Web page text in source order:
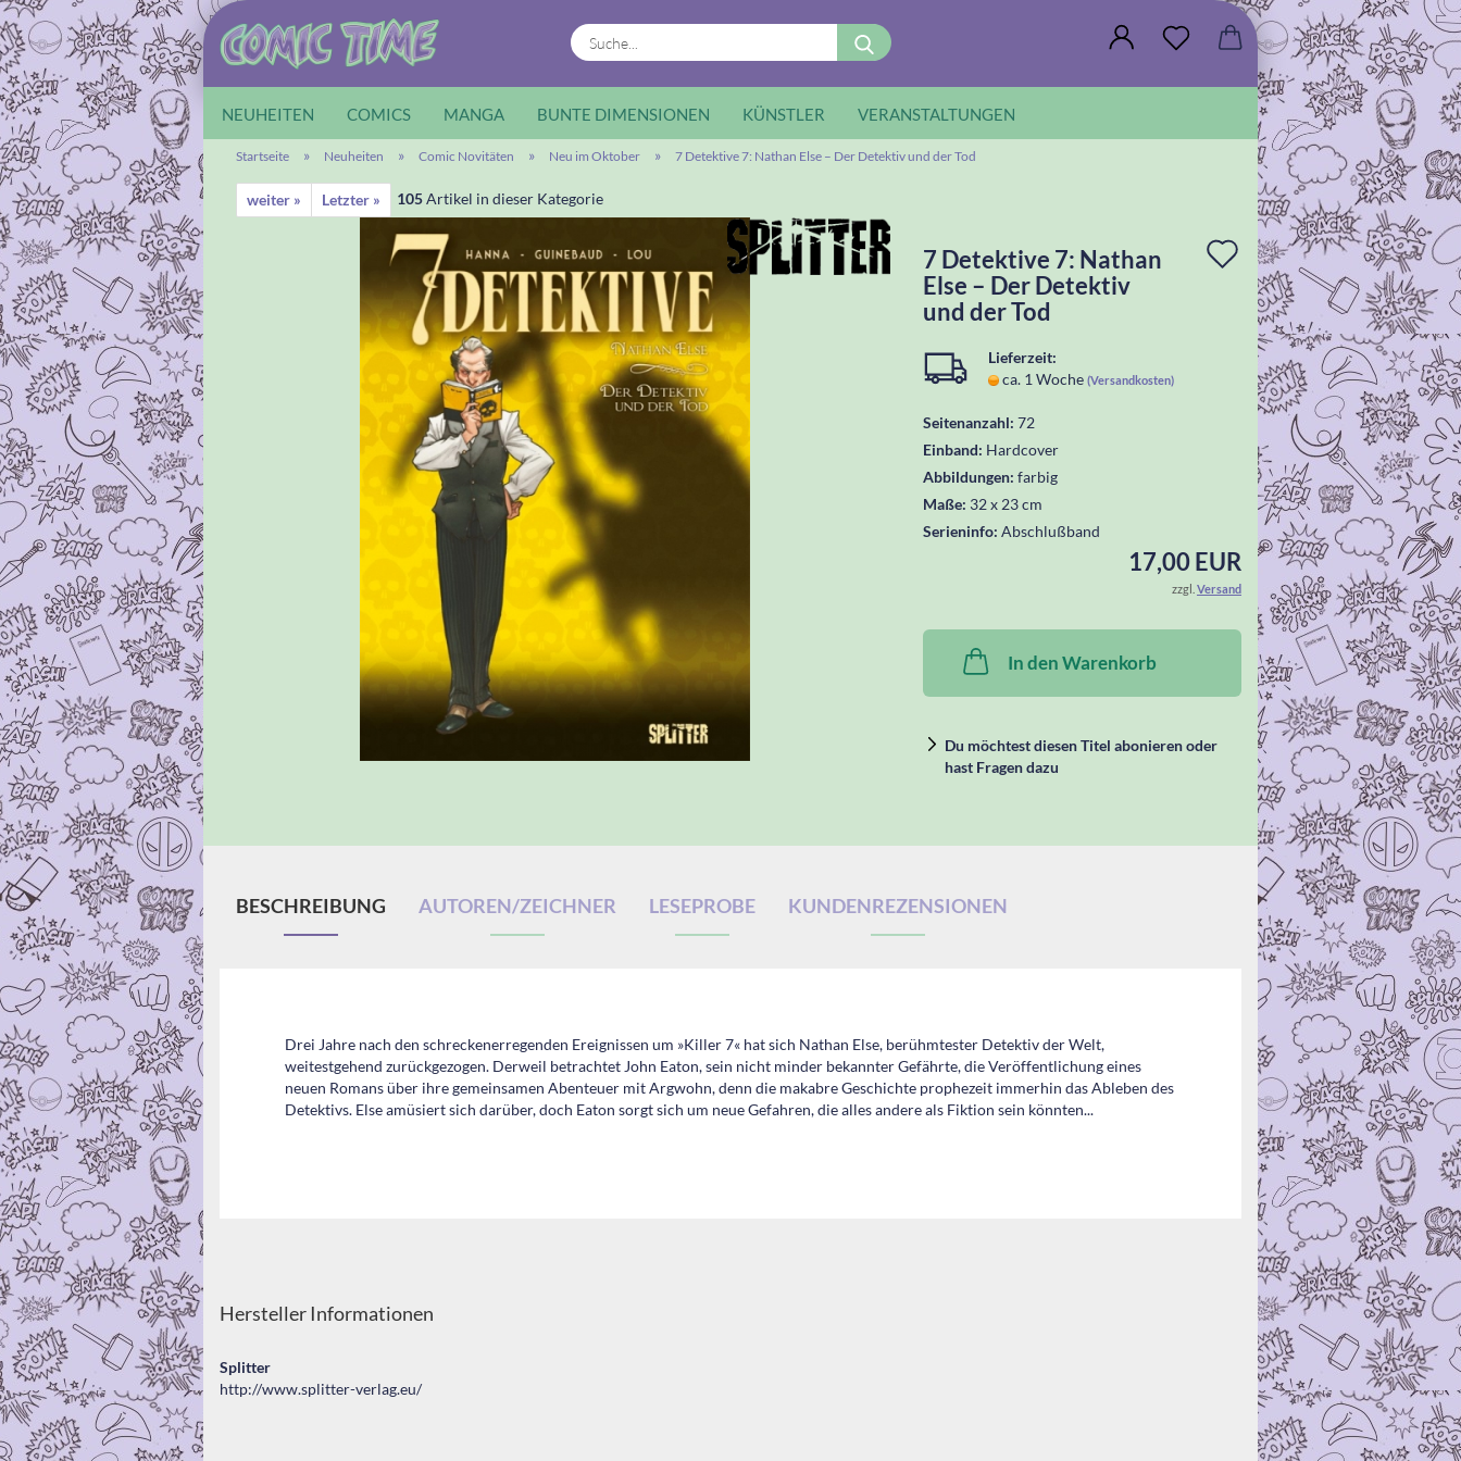
Suche...
NEUHEITEN COMICS MANGA BUNTE DIMENSIONEN KÜNSTLER VERANSTALTUNGEN
Startseite » Neuheiten » Comic Novitäten » Neu im Oktober » 7 Detektive 7: Nathan Else – Der Detektiv und der Tod
weiter » Letzter » 105Artikel in dieser Kategorie
In
die
Wunschliste
legen
7 Detektive 7: Nathan
Else – Der Detektiv
und der Tod
Lieferzeit:
ca. 1 Woche (Versandkosten)
Seitenanzahl: 72
Einband: Hardcover
Abbildungen: farbig
Maße: 32 x 23 cm
Serieninfo: Abschlußband
17,00 EUR
zzgl. Versand
In den Warenkorb
Du möchtest diesen Titel abonieren oder
hast Fragen dazu
BESCHREIBUNG AUTOREN/ZEICHNER LESEPROBE KUNDENREZENSIONEN
Drei Jahre nach den schreckenerregenden Ereignissen um »Killer 7« hat sich Nathan Else, berühmtester Detektiv der Welt,
weitestgehend zurückgezogen. Derweil betrachtet John Eaton, sein nicht minder bekannter Gefährte, die Veröffentlichung eines
neuen Romans über ihre gemeinsamen Abenteuer mit Argwohn, denn die makabre Geschichte prophezeit immerhin das Ableben des
Detektivs. Else amüsiert sich darüber, doch Eaton sorgt sich um neue Gefahren, die alles andere als Fiktion sein könnten...
Hersteller Informationen
Splitter
http://www.splitter-verlag.eu/